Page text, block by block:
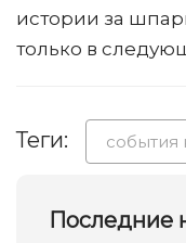
истории за
только в
Теги: события
Последние